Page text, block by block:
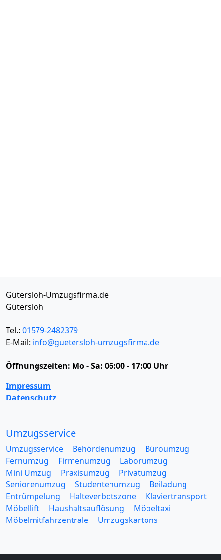
Gütersloh-Umzugsfirma.de
Gütersloh
Tel.: 01579-2482379
E-Mail: info@guetersloh-umzugsfirma.de
Öffnungszeiten: Mo - Sa: 06:00 - 17:00 Uhr
Impressum
Datenschutz
Umzugsservice
Umzugsservice Behördenumzug
Büroumzug
Fernumzug
Firmenumzug
Laborumzug
Mini Umzug
Praxisumzug
Privatumzug
Seniorenumzug
Studentenumzug
Beiladung
Entrümpelung
Halteverbotszone
Klaviertransport
Möbellift
Haushaltsauflösung
Möbeltaxi
Möbelmitfahrzentrale
Umzugskartons